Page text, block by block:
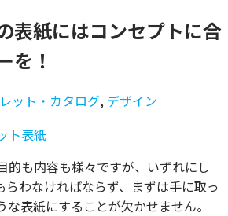
表紙にはコンセプトに合
を！
ット・カタログ, デザイン
的も内容も様々ですが、いずれにし
らわなければならず、まずは手に取っ
表紙にすることが欠かせません。